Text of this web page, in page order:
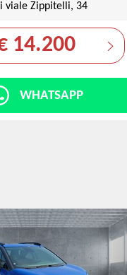
viale Zippitelli, 34
14.200
WHATSAPP